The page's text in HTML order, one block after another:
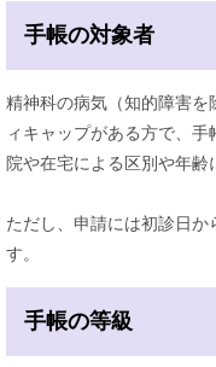
手帳の対象者
精神科の病気（知的障害
ィキャップがある方で、
院や在宅による区別や年齢
ただし、申請には初診日
す。
手帳の等級